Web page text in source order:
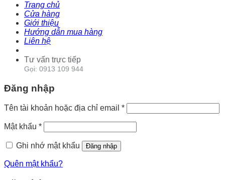
Trang chủ
Cửa hàng
Giới thiệu
Hướng dẫn mua hàng
Liên hệ
Tư vấn trực tiếp
Gọi: 0913 109 944
Đăng nhập
Tên tài khoản hoặc địa chỉ email *
Mật khẩu *
Ghi nhớ mật khẩu Đăng nhập
Quên mật khẩu?